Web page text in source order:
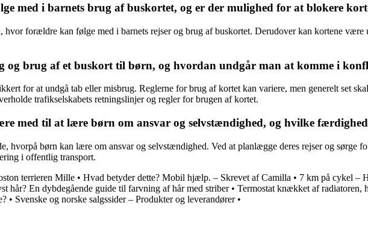
med i barnets brug af buskortet, og er der mulighed for at blokere
forældre kan følge med i barnets rejser og brug af buskortet. Derudover kan kortene
og brug af et buskort til børn, og hvordan undgår man at komme i
for at undgå tab eller misbrug. Reglerne for brug af kortet kan variere, men generelt set
trafikselskabets retningslinjer og regler for brugen af kortet.
med til at lære børn om ansvar og selvstændighed, og hvilke
hvorpå børn kan lære om ansvar og selvstændighed. Ved at planlægge deres rejser og sørge
i offentlig transport.
terrieren Mille • Hvad betyder dette? Mobil hjælp. – Skrevet af Camilla • 7 km på cykel –
hår? En dybdegående guide til farvning af hår med striber• Termostat knækket af radiatoren,
• Svenske og norske salgssider – Produkter og leverandører•